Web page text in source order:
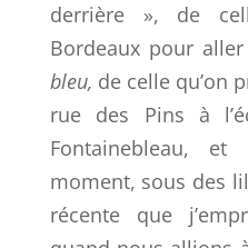
derrière », de
Bordeaux pour
bleu, de celle qu’on
rue des Pins à
Fontainebleau,
moment, sous des
récente que